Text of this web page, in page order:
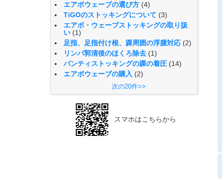
エアボウェーブの選び方 (4)
TiGOのストッキングについて (3)
エアボ・ウェーブストッキングの取り扱
い (1)
足指、足指付け根、踝周囲の浮腫対応 (2)
リンパ郭清後のほくろ除去 (1)
パンティストッキングの踝の着圧 (14)
エアボウェーブの購入 (2)
次の20件>>
スマホはこちらから